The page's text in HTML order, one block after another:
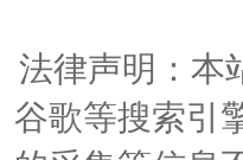
法律声明：本
谷歌等搜索引